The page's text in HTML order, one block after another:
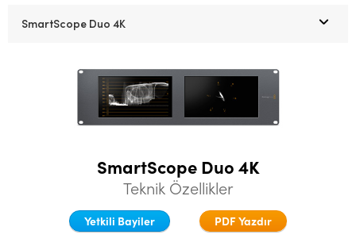
Denmark
SmartScope Duo 4K
SmartScope Duo 4K
Teknik Özellikler
Yetkili Bayiler PDF Yazdır